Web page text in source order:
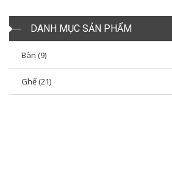
DANH MỤC SẢN PHẨM
Bàn (9)
Ghế (21)